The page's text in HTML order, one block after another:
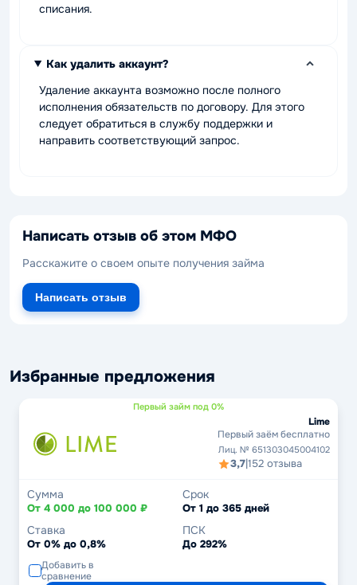
списания.
Как удалить аккаунт?
Удаление аккаунта возможно после полного
исполнения обязательств по договору. Для этого
следует обратиться в службу поддержки и
направить соответствующий запрос.
Написать отзыв об этом МФО
Расскажите о своем опыте получения займа
Написать отзыв
Избранные предложения
Первый займ под 0%
Lime
Первый заём бесплатно
Лиц. № 651303045004102
3,7|152 отзыва
Сумма
От 4 000 до 100 000 ₽
Срок
От 1 до 365 дней
Ставка
От 0% до 0,8%
ПСК
До 292%
Добавить в
сравнение